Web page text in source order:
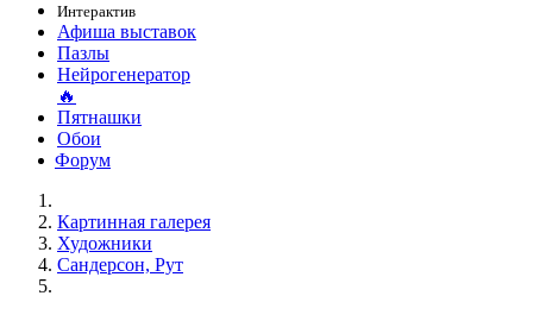
Интерактив
Афиша выставок
Пазлы
Нейрогенератор
🔥
Пятнашки
Обои
Форум
Картинная галерея
Художники
Сандерсон, Рут